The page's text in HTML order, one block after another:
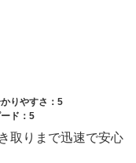
りやすさ：5
ド：5
取りまで迅速で安心